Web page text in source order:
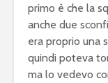
primo è che la
anche due
era proprio una
quindi poteva
ma lo vedevo